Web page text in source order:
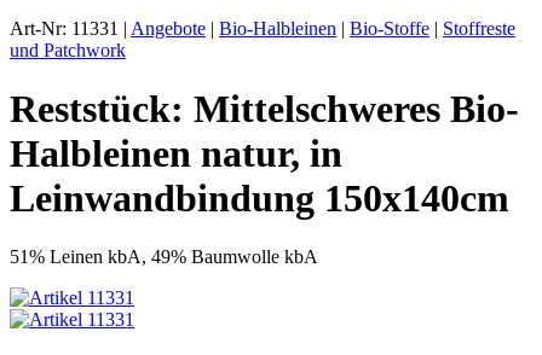
Art-Nr: 11331 | Angebote | Bio-Halbleinen | Bio-Stoffe | Stoffreste
und Patchwork
Reststück: Mittelschweres Bio-
Halbleinen natur, in
Leinwandbindung 150x140cm
51% Leinen kbA, 49% Baumwolle kbA